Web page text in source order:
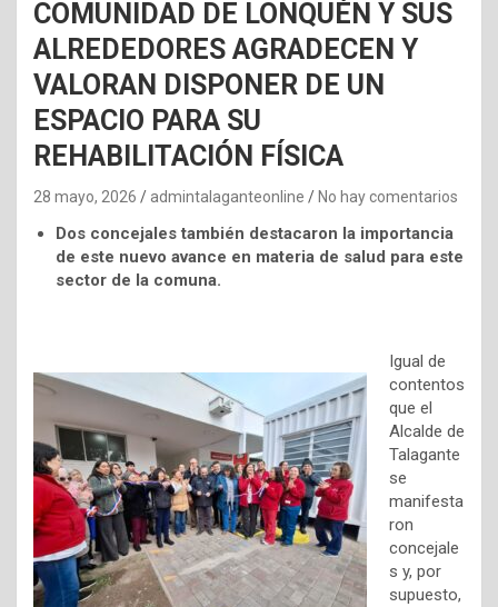
COMUNIDAD DE LONQUÉN Y SUS
ALREDEDORES AGRADECEN Y
VALORAN DISPONER DE UN
ESPACIO PARA SU
REHABILITACIÓN FÍSICA
28 mayo, 2026 admintalaganteonline No hay comentarios
Dos concejales también destacaron la importancia
de este nuevo avance en materia de salud para este
sector de la comuna.
Igual de
contentos
que el
Alcalde de
Talagante
se
manifesta
ron
concejale
s y, por
supuesto,